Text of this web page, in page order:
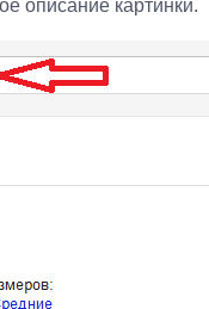
описание картинки.